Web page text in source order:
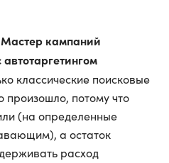
кампаний
классические поисковые
потому что
(на определенные
а остаток
расход